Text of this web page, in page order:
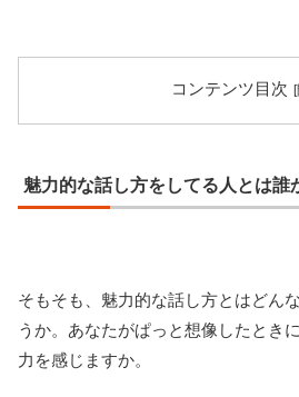
コンテンツ目次
魅力的な話し方をしてる人とは誰
そもそも、魅力的な話し方とはどん
うか。あなたがぱっと想像したとき
力を感じますか。